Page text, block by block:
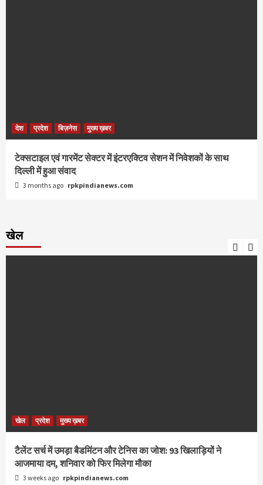
देश प्रदेश बिज़नेस मुख्य ख़बर
टेक्सटाइल एवं गारमेंट सेक्टर में इंटरएक्टिव सेशन में निवेशकों के साथ
दिल्ली में हुआ संवाद
3 months ago rpkpindianews.com
खेल
खेल प्रदेश मुख्य ख़बर
टैलेंट सर्च में उमड़ा बैडमिंटन और टेनिस का जोश: 93 खिलाड़ियों ने
आजमाया दम, शनिवार को फिर मिलेगा मौका
3 weeks ago rpkpindianews.com